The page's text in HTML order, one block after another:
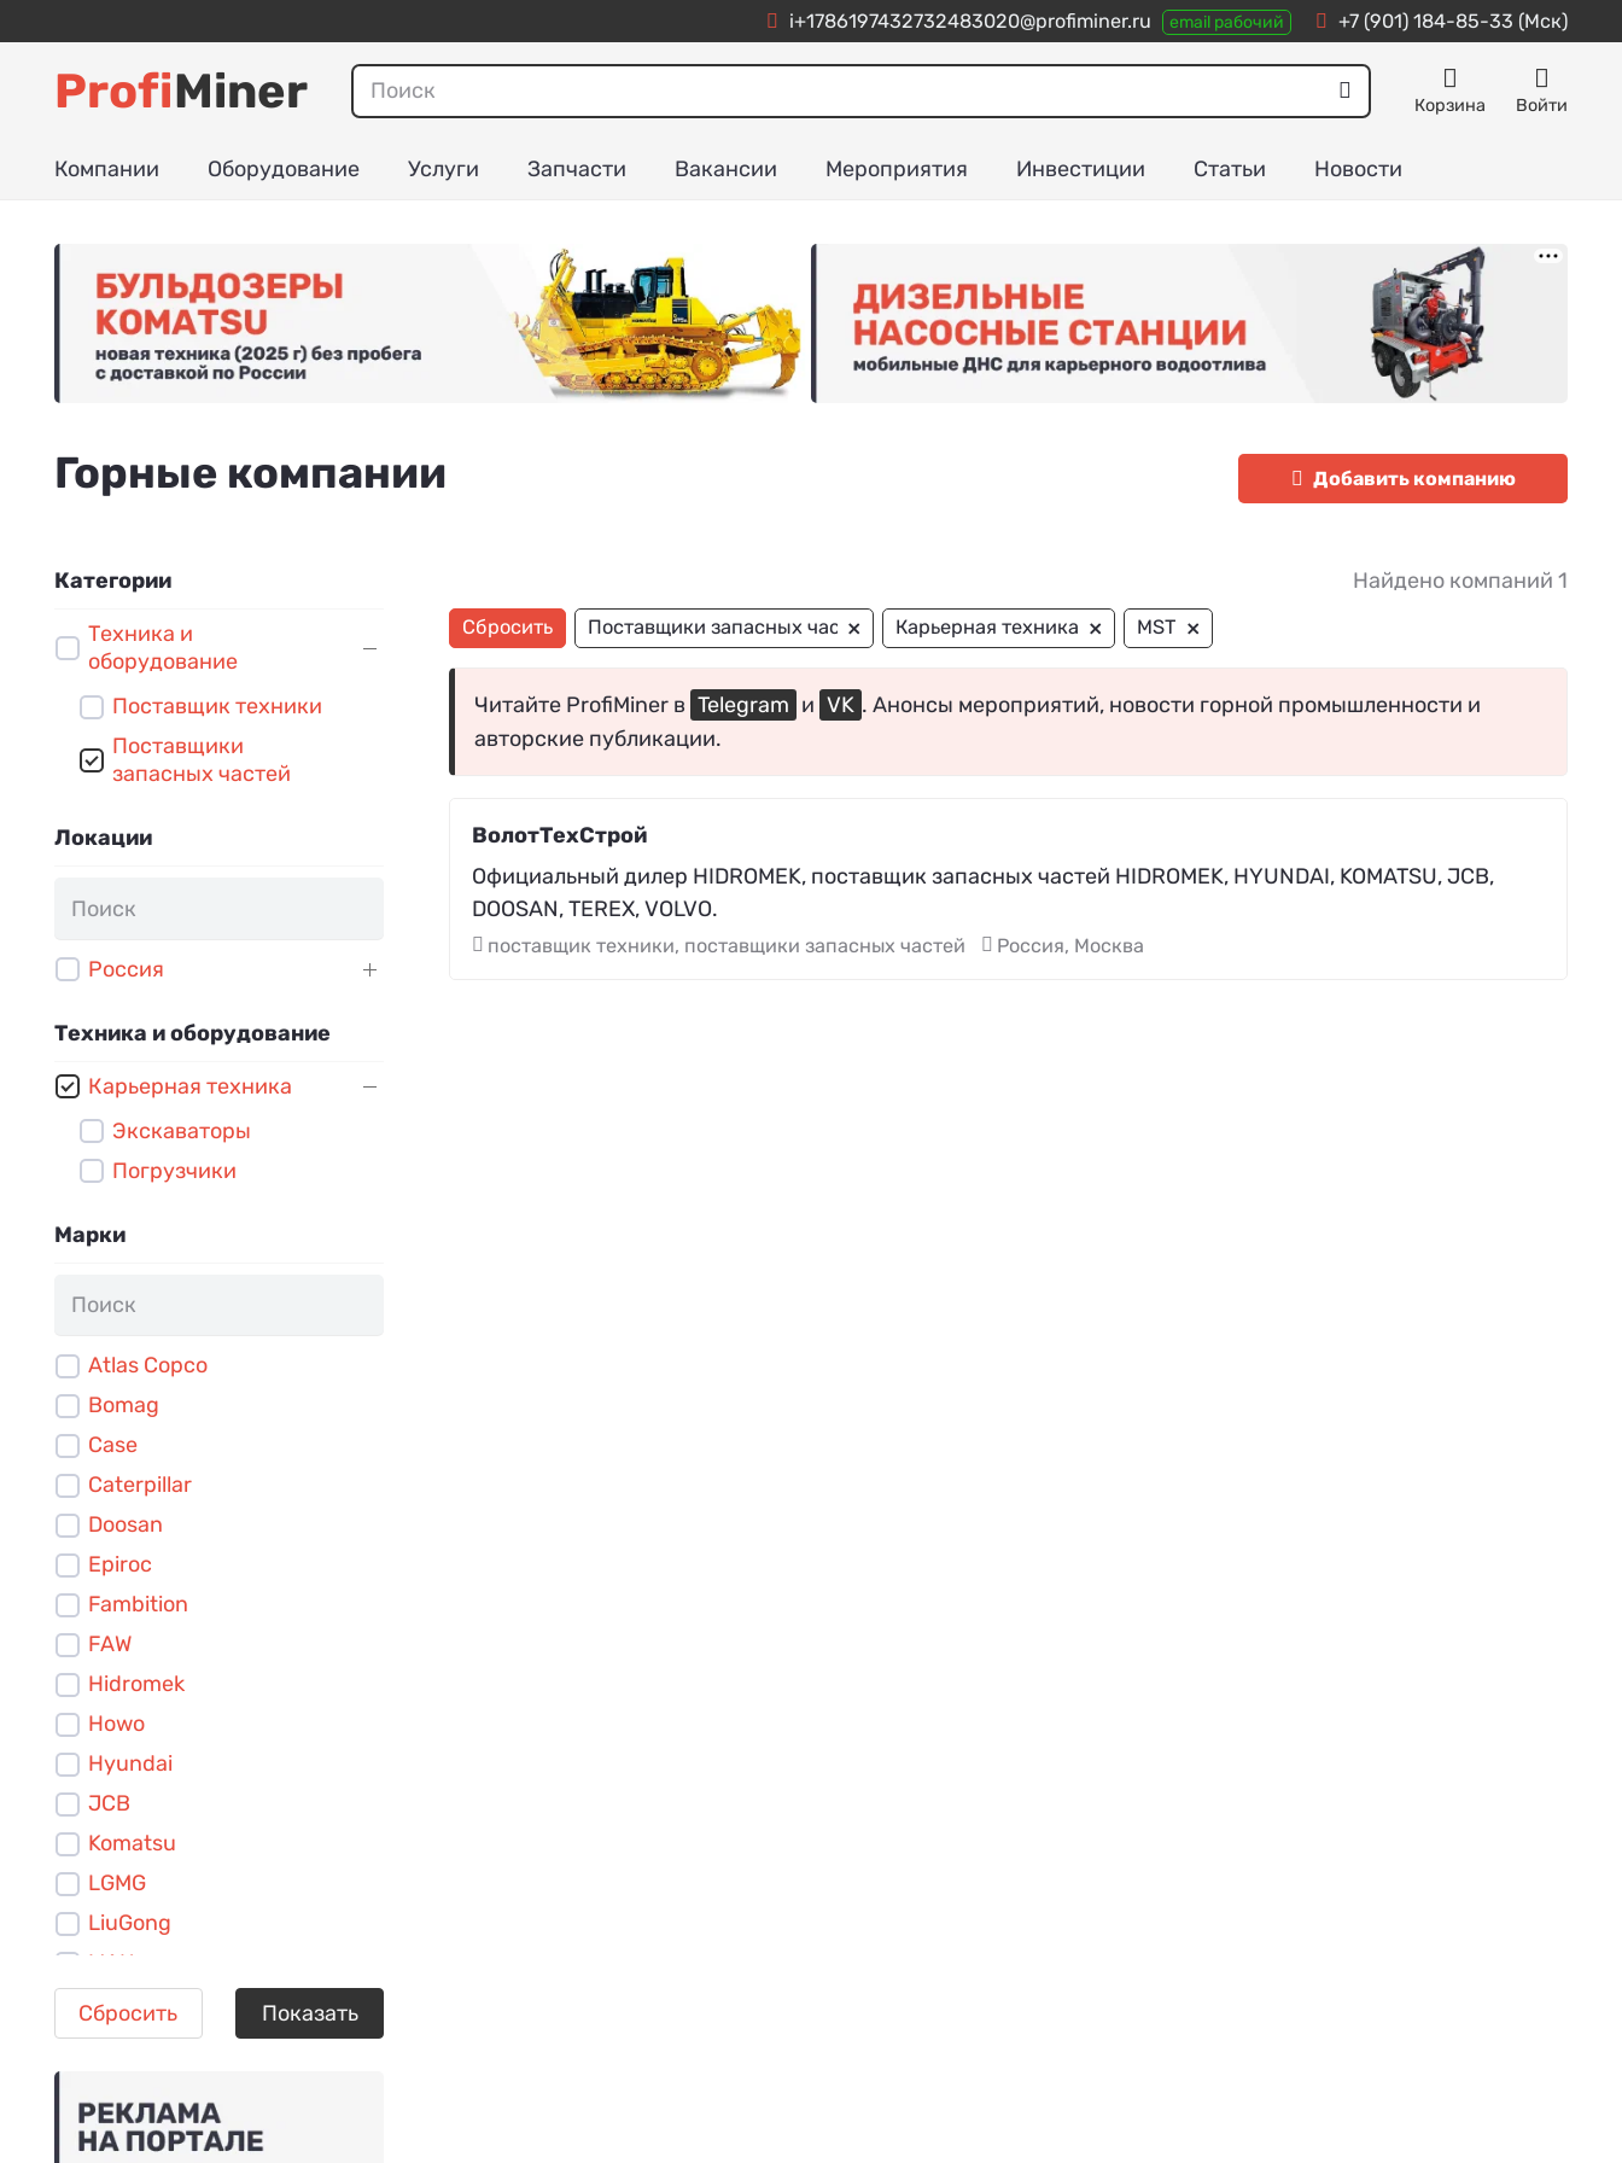
i+1786197432732483020@profiminer.ru email рабочий +7 (901) 184-85-33 (Мск)
ProfiMiner Корзина Войти
Компании Оборудование Услуги Запчасти Вакансии Мероприятия Инвестиции Статьи Новости
Горные компании Добавить компанию
Категории
Техника и
оборудование
Поставщик техники
Поставщики
запасных частей
Локации
Россия
Техника и оборудование
Карьерная техника
Экскаваторы
Погрузчики
Марки
Atlas Copco
Bomag
Case
Caterpillar
Doosan
Epiroc
Fambition
FAW
Hidromek
Howo
Hyundai
JCB
Komatsu
LGMG
LiuGong
MAN
MST
New Holland
Sany
Показать
Сбросить
Найдено компаний 1
Сбросить Поставщики запасных частей
× Карьерная техника × MST ×
Читайте ProfiMiner в Telegram и VK . Анонсы мероприятий, новости горной промышленности и
авторские публикации.
ВолотТехСтрой
Официальный дилер HIDROMEK, поставщик запасных частей HIDROMEK, HYUNDAI, KOMATSU, JCB,
DOOSAN, TEREX, VOLVO.
поставщик техники, поставщики запасных частей Россия, Москва